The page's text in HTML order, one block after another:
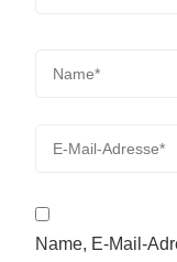
Name, E-Mail-